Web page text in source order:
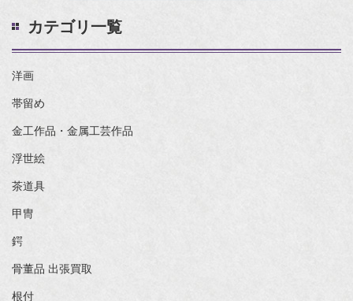
カテゴリ一覧
洋画
帯留め
金工作品・金属工芸作品
浮世絵
茶道具
甲冑
鍔
骨董品 出張買取
根付